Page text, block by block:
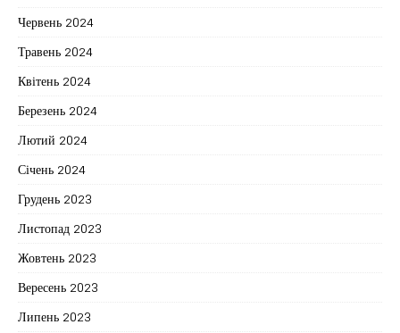
Червень 2024
Травень 2024
Квітень 2024
Березень 2024
Лютий 2024
Січень 2024
Грудень 2023
Листопад 2023
Жовтень 2023
Вересень 2023
Липень 2023